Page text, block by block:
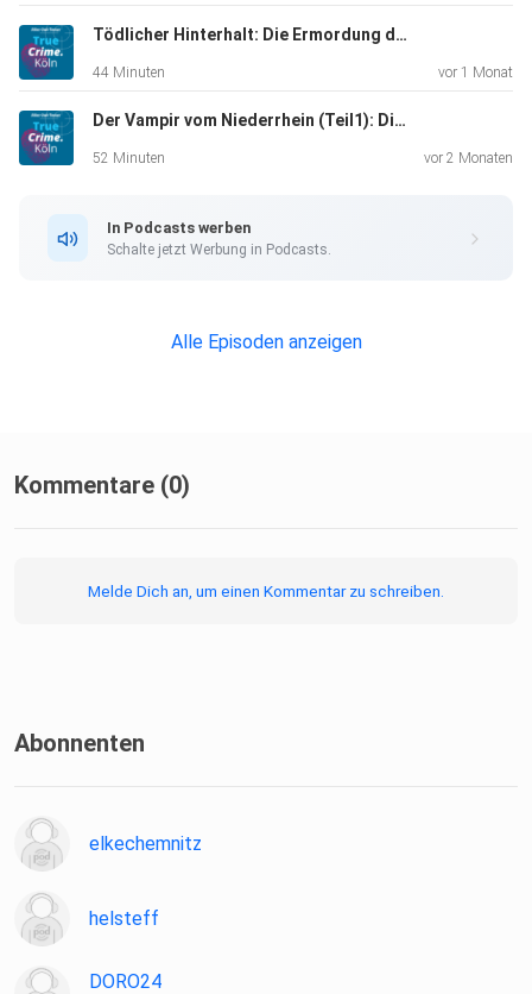
Tödlicher Hinterhalt: Die Ermordung des Erzbischofs Engelbert
44 Minuten vor 1 Monat
Der Vampir vom Niederrhein (Teil1): Die Mordserie des Peter Kürten
52 Minuten vor 2 Monaten
In Podcasts werben
Schalte jetzt Werbung in Podcasts.
Alle Episoden anzeigen
Kommentare (0)
Melde Dich an, um einen Kommentar zu schreiben.
Abonnenten
elkechemnitz
helsteff
DORO24